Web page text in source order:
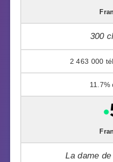
300
2 463 000
11.7%
La dame